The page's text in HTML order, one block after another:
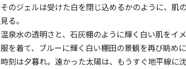
そのジェルは受けた白を閉じ込めるかのように、肌
見る。
温泉⽔の透明さと、⽯灰棚のように輝く白い肌をイ
服を着て、ブルーに輝く白い棚⽥の景観を再び眺め
時刻は夕暮れ。遠かった太陽は、もうすぐ地平線に